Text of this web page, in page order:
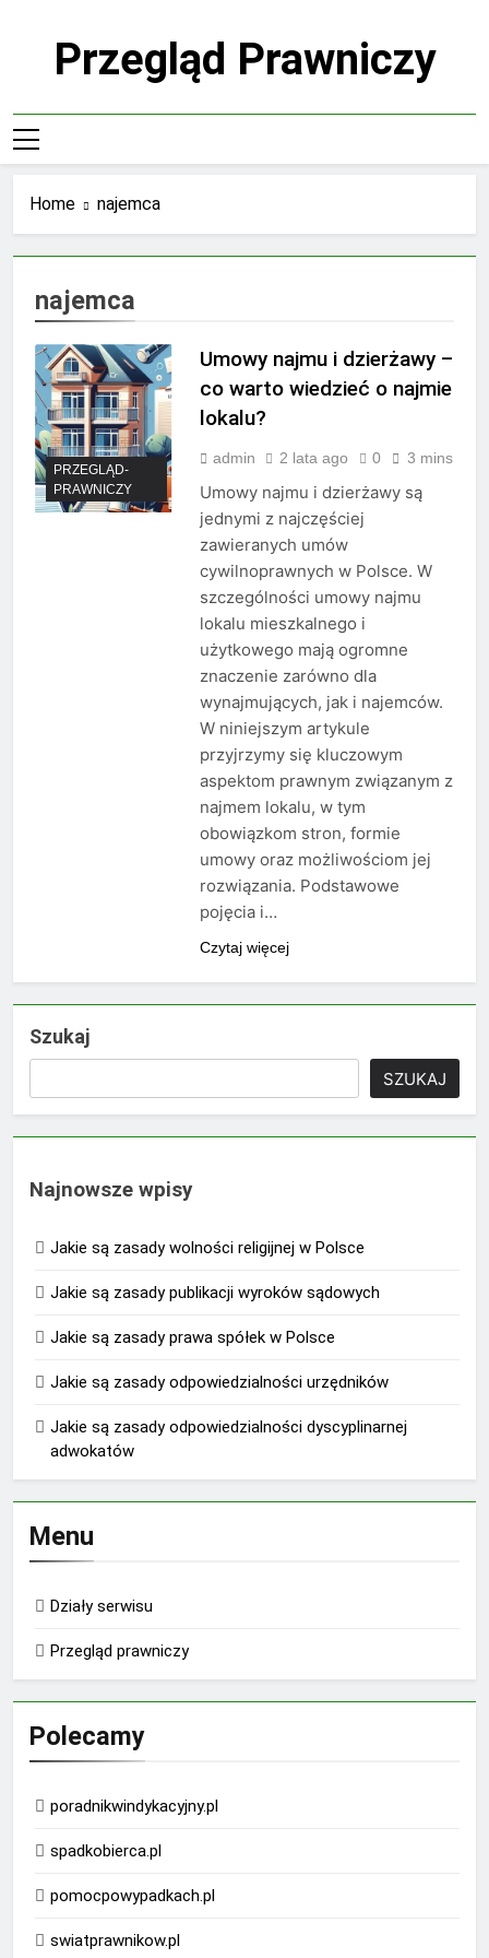
Przegląd Prawniczy
Home najemca
najemca
PRZEGLĄD-
PRAWNICZY
Umowy najmu i dzierżawy –
co warto wiedzieć o najmie
lokalu?
admin 2 lata ago 0 3 mins
Umowy najmu i dzierżawy są
jednymi z najczęściej
zawieranych umów
cywilnoprawnych w Polsce. W
szczególności umowy najmu
lokalu mieszkalnego i
użytkowego mają ogromne
znaczenie zarówno dla
wynajmujących, jak i najemców.
W niniejszym artykule
przyjrzymy się kluczowym
aspektom prawnym związanym z
najmem lokalu, w tym
obowiązkom stron, formie
umowy oraz możliwościom jej
rozwiązania. Podstawowe
pojęcia i…
Czytaj więcej
Szukaj
SZUKAJ
Najnowsze wpisy
Jakie są zasady wolności religijnej w Polsce
Jakie są zasady publikacji wyroków sądowych
Jakie są zasady prawa spółek w Polsce
Jakie są zasady odpowiedzialności urzędników
Jakie są zasady odpowiedzialności dyscyplinarnej
adwokatów
Menu
Działy serwisu
Przegląd prawniczy
Polecamy
poradnikwindykacyjny.pl
spadkobierca.pl
pomocpowypadkach.pl
swiatprawnikow.pl